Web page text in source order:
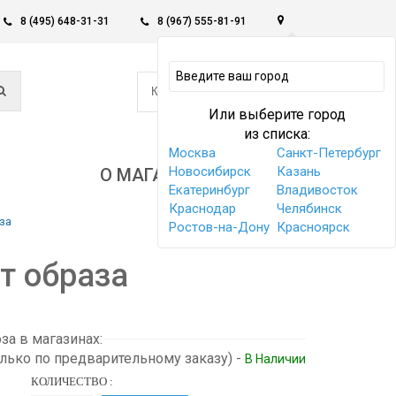
8 (495) 648-31-31 8 (967) 555-81-91
Или выберите город
из списка:
Москва
Санкт-Петербург
Новосибирск
Казань
Екатеринбург
Владивосток
Краснодар
Челябинск
Ростов-на-Дону Красноярск
КОРЗИНА -
0
О МАГАЗИНЕ
образа
в магазинах:
по предварительному заказу) - В Наличии
КОЛИЧЕСТВО :